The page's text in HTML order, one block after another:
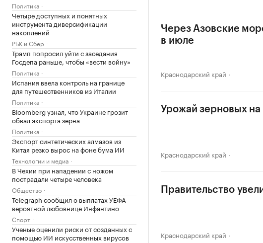
Политика
Четыре доступных и понятных
инструмента диверсификации
накоплений
РБК и Сбер
Трамп попросил уйти с заседания
Госдепа раньше, чтобы «вести войну»
Политика
Испания ввела контроль на границе
для путешественников из Италии
Политика
Bloomberg узнал, что Украине грозит
обвал экспорта зерна
Политика
Экспорт синтетических алмазов из
Китая резко вырос на фоне бума ИИ
Технологии и медиа
В Чехии при нападении с ножом
пострадали четыре человека
Общество
Telegraph сообщил о выплатах УЕФА
вероятной любовнице Инфантино
Спорт
Ученые оценили риски от созданных с
помощью ИИ искусственных вирусов
Через Азовские
в июле
Краснодарский край
Урожай зерновых на
Краснодарский край
Правительство
Краснодарский край